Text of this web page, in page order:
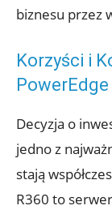
biznesu przez
Korzyści i
PowerEdge
Decyzja o
jedno z
stają
R360 to